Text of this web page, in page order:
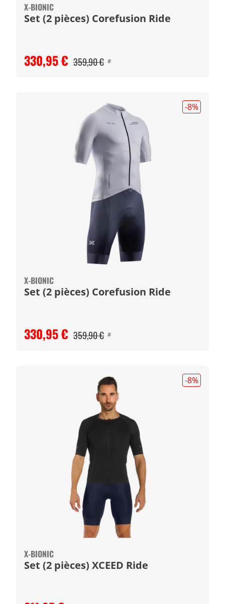
X-BIONIC
Set (2 pièces) Corefusion Ride
330,95 € 359,90 € #
-8%
X-BIONIC
Set (2 pièces) Corefusion Ride
330,95 € 359,90 € #
-8%
X-BIONIC
Set (2 pièces) XCEED Ride